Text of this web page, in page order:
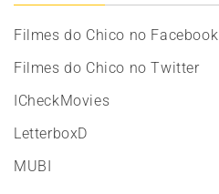
Filmes do Chico no Facebook
Filmes do Chico no Twitter
ICheckMovies
LetterboxD
MUBI